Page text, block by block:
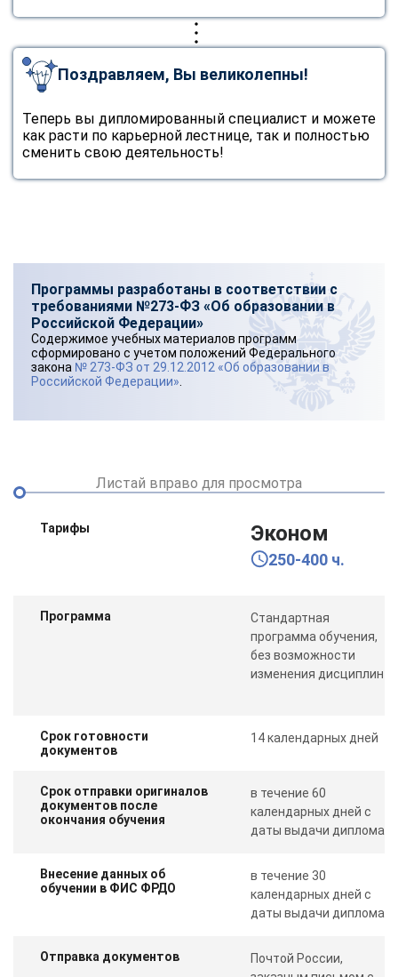
Поздравляем, Вы великолепны!
Теперь вы дипломированный специалист и можете
как расти по карьерной лестнице, так и полностью
сменить свою деятельность!
Программы разработаны в соответствии с
требованиями №273-ФЗ «Об образовании в
Российской Федерации»
Содержимое учебных материалов программ
сформировано с учетом положений Федерального
закона № 273-ФЗ от 29.12.2012 «Об образовании в
Российской Федерации»
Листай вправо для просмотра
Тарифы Эконом
250-400 ч.
Программа
Стандартная
программа обучения,
без возможности
изменения дисциплин
Срок готовности
документов
14 календарных дней
Срок отправки оригиналов
документов после
окончания обучения
в течение 60
календарных дней с
даты выдачи диплома
Внесение данных об
обучении в ФИС ФРДО
в течение 30
календарных дней с
даты выдачи диплома
Отправка документов
Почтой России,